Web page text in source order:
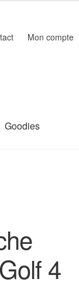
Mon compte
Goodies
4